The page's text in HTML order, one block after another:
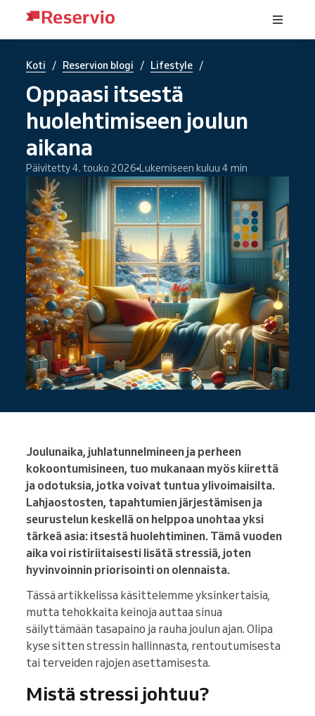
Koti / Reservion blogi / Lifestyle /
Oppaasi itsestä
huolehtimiseen joulun
aikana
Päivitetty 4. touko 2026 Lukemiseen kuluu 4 min
Joulunaika, juhlatunnelmineen ja perheen
kokoontumisineen, tuo mukanaan myös kiirettä
ja odotuksia, jotka voivat tuntua ylivoimaisilta.
Lahjaostosten, tapahtumien järjestämisen ja
seurustelun keskellä on helppoa unohtaa yksi
tärkeä asia: itsestä huolehtiminen. Tämä vuoden
aika voi ristiriitaisesti lisätä stressiä, joten
hyvinvoinnin priorisointi on olennaista.
Tässä artikkelissa käsittelemme yksinkertaisia,
mutta tehokkaita keinoja auttaa sinua
säilyttämään tasapaino ja rauha joulun ajan. Olipa
kyse sitten stressin hallinnasta, rentoutumisesta
tai terveiden rajojen asettamisesta.
Mistä stressi johtuu?